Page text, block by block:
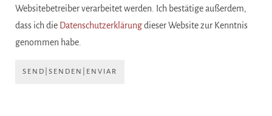
Websitebetreiber verarbeitet werden. Ich bestätige außerdem,
dass ich die Datenschutzerklärungdieser Website zur Kenntnis
genommen habe.
SEND|SENDEN|ENVIAR